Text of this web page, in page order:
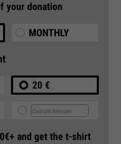
your donation
MONTHLY
20 €
and get the t-shirt